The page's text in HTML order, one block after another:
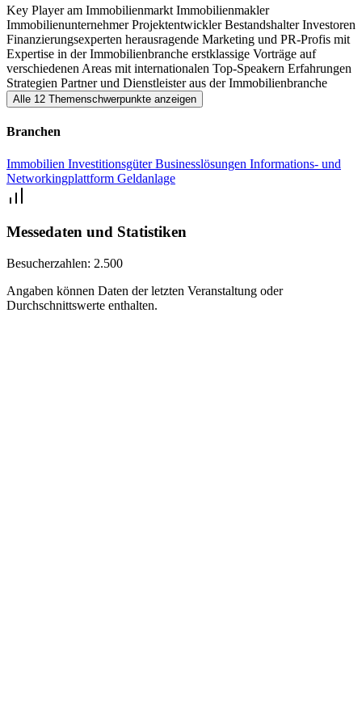
mit deinem Business genau gehen musst, um in der aktuellen
Marktlage zu denjenigen Playern am Immobilienmarkt zu gehören,
deren Business weiter konstant wächst und die gestärkt aus den
jeweiligen Herausforderungen hervorgehen.
Key Player am Immobilienmarkt Immobilienmakler
ImmobilienunternehmerProjektentwicklerBestandshalterInvestoren
Finanzierungsexperten herausragende Marketing und PR-Profis mit
Expertise in der Immobilienbranche erstklassige Vorträge auf
verschiedenen Areas mit internationalen Top-Speakern Erfahrungen
Strategien Partner und Dienstleister aus der Immobilienbranche
Alle 12 Themenschwerpunkte anzeigen
Branchen
Immobilien InvestitionsgüterBusinesslösungen Informations- und
Networkingplattform Geldanlage
Messedaten und Statistiken
Besucherzahlen: 2.500
Angaben können Daten der letzten Veranstaltung oder
Durchschnittswerte enthalten.